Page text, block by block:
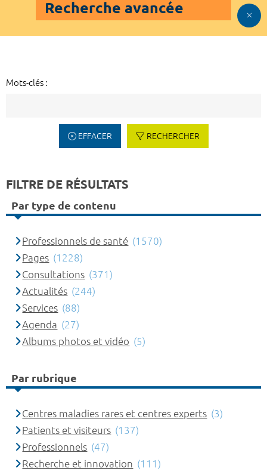
Recherche avancée
Mots-clés :
EFFACER RECHERCHER
FILTRE DE RÉSULTATS
Par type de contenu
Professionnels de santé (1570)
Pages (1228)
Consultations (371)
Actualités (244)
Services (88)
Agenda (27)
Albums photos et vidéo (5)
Par rubrique
Centres maladies rares et centres experts (3)
Patients et visiteurs (137)
Professionnels (47)
Recherche et innovation (111)